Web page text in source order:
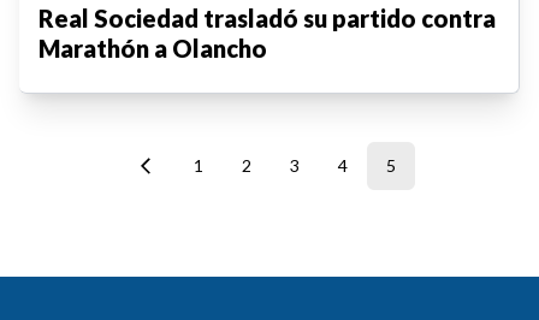
Real Sociedad trasladó su partido contra
Marathón a Olancho
1 2 3 4 5